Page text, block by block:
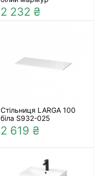
2 232 ₴
Стільниця LARGA 100
біла S932-025
2 619 ₴